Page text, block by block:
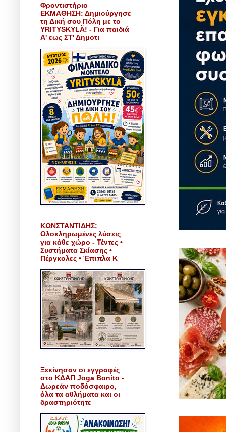
Φροντιστήριο
ΕΚΜΑΘΗΣΗ: Δημιούργησε
τη Δική σου Πόλη με το
YRITYSKYLÄ! - Για παιδιά
Α' εως ΣΤ' Δημοτι
ΚΩΝΣΤΑΝΤΙΔΗΣ:
Ολοκληρωμένες λύσεις
για κάθε χώρο - Τέντες •
Συστήματα Σκίασης •
Πέργκολες • Έπιπλα Κ
Ξεκίνησαν οι εγγραφές
στο ΚΔΑΠ Joga Bonito -
Δωρεάν ποδόσφαιρο,
όλα τα αθλήματα και οι
δραστηριότητε